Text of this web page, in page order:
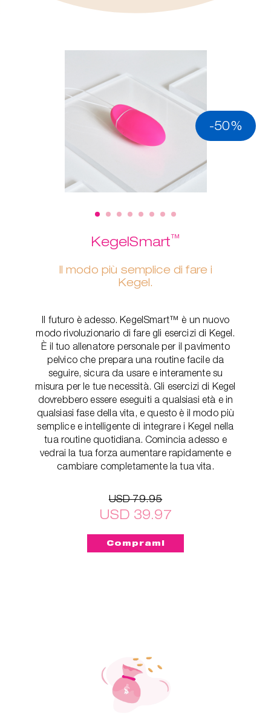
-50%
KegelSmart™
Il modo più semplice di fare i
Kegel.
Il futuro è adesso. KegelSmart™ è un nuovo
modo rivoluzionario di fare gli esercizi di Kegel.
È il tuo allenatore personale per il pavimento
pelvico che prepara una routine facile da
seguire, sicura da usare e interamente su
misura per le tue necessità. Gli esercizi di Kegel
dovrebbero essere eseguiti a qualsiasi età e in
qualsiasi fase della vita, e questo è il modo più
semplice e intelligente di integrare i Kegel nella
tua routine quotidiana. Comincia adesso e
vedrai la tua forza aumentare rapidamente e
cambiare completamente la tua vita.
USD 79.95
USD 39.97